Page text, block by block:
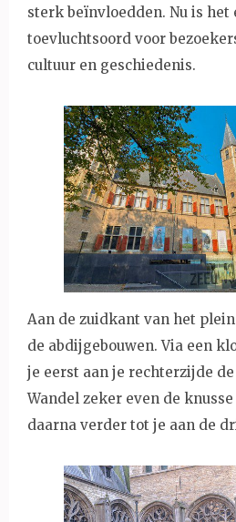
sterk beïnvloedden. Nu is het
toevluchtsoord voor
cultuur en geschiedenis.
Aan de zuidkant van het
de abdijgebouwen. Via een
je eerst aan je rechterzijde de
Wandel zeker even de
daarna verder tot je aan de